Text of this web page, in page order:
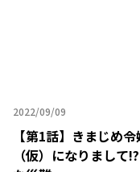
2022/09/09
2022年09月09日
【第1話】 きまじめ
（仮）になりまして